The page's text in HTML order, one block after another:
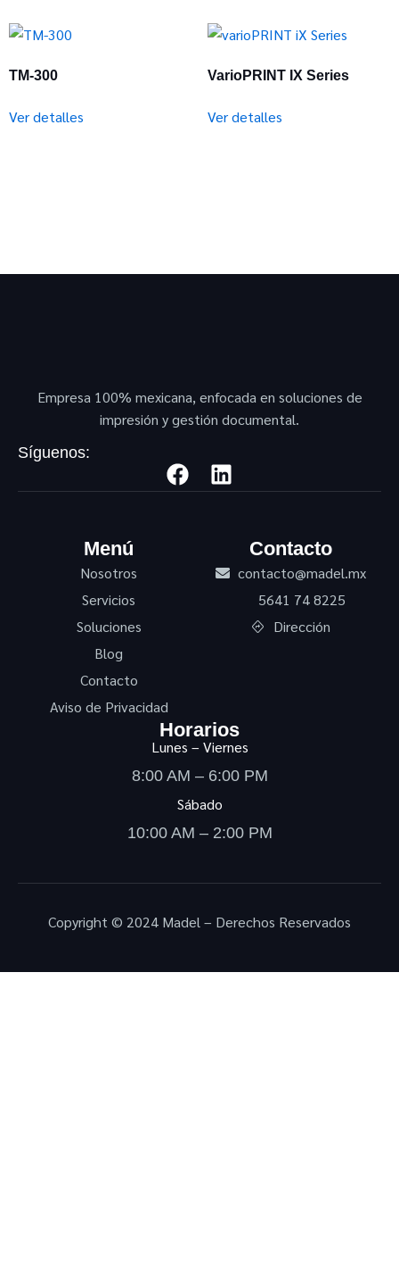
TM-300
Ver detalles
VarioPRINT IX Series
Ver detalles
Empresa 100% mexicana, enfocada en soluciones de
impresión y gestión documental.
Síguenos:
Menú
Nosotros
Servicios
Soluciones
Blog
Contacto
Aviso de Privacidad
Contacto
contacto@madel.mx
5641 74 8225
Dirección
Horarios
Lunes – Viernes
8:00 AM – 6:00 PM
Sábado
10:00 AM – 2:00 PM
Copyright © 2024 Madel – Derechos Reservados